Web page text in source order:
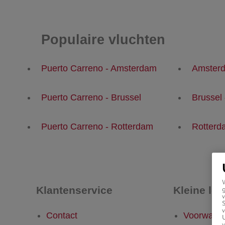
Populaire vluchten
Puerto Carreno - Amsterdam
Puerto Carreno - Brussel Brussel
Puerto Carreno - Rotterdam
Klantenservice
Contact
Kleine